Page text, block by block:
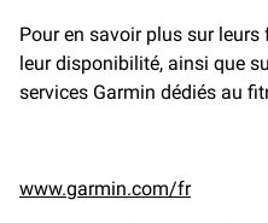
Pour en savoir plus sur
leur disponibilité, ainsi que
services Garmin dédiés au
www.garmin.com/fr